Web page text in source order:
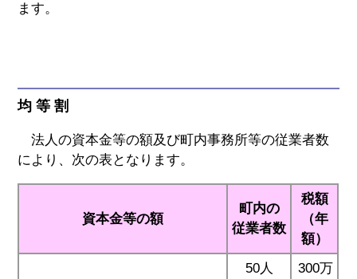
ます。
均 等 割
法人の資本金等の額及び町内事務所等の従業者数
により、次の表となります。
資本金等の額
町内の
従業者数
税額
（年
額）
50人
300万